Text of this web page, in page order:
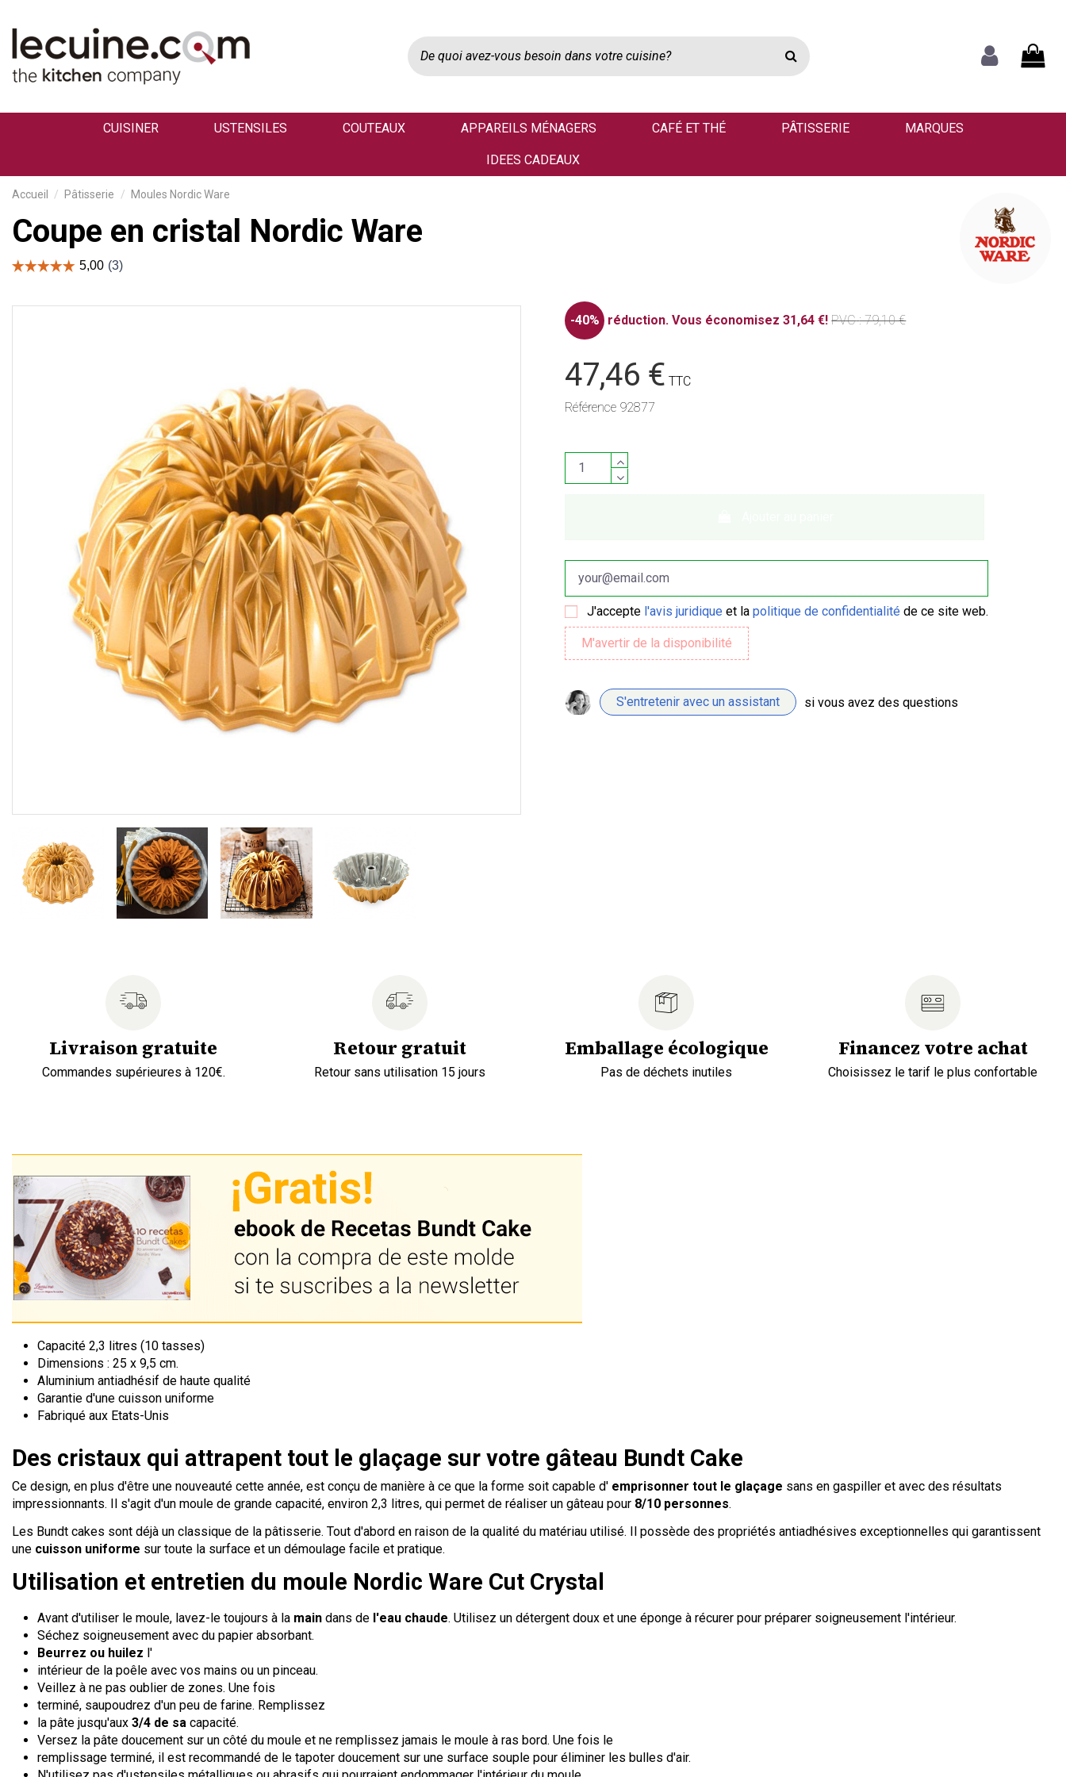
CUISINER USTENSILES COUTEAUX APPAREILS MÉNAGERS CAFÉ ET THÉ PÂTISSERIE MARQUES
IDEES CADEAUX
Accueil Pâtisserie Moules Nordic Ware
Coupe en cristal Nordic Ware
-40% réduction.Vous économisez 31,64 €! PVC : 79,10 €
47,46 € TTC
Référence 92877
J'accepte l'avis juridique et lapolitique de confidentialité de ce site web.
S'entretenir avec un assistant si vous avez des questions
Livraison gratuite
Commandes supérieures à 120€.
Retour gratuit
Retour sans utilisation 15 jours
Emballage écologique
Pas de déchets inutiles
Financez votre achat
Choisissez le tarif le plus confortable
Capacité 2,3 litres (10 tasses)
Dimensions : 25 x 9,5 cm.
Aluminium antiadhésif de haute qualité
Garantie d'une cuisson uniforme
Fabriqué aux Etats-Unis
Des cristaux qui attrapent tout le glaçage sur votre gâteau Bundt Cake
Ce design, en plus d'être une nouveauté cette année, est conçu de manière à ce que la forme soit capable d' emprisonner tout le glaçage sans en gaspiller et avec des résultats
impressionnants. Il s'agit d'un moule de grande capacité, environ 2,3 litres, qui permet de réaliser un gâteau pour 8/10 personnes.
Les Bundt cakes sont déjà un classique de la pâtisserie. Tout d'abord en raison de la qualité du matériau utilisé. Il possède des propriétés antiadhésives exceptionnelles qui garantissent
une cuisson uniforme sur toute la surface et un démoulage facile et pratique.
Utilisation et entretien du moule Nordic Ware Cut Crystal
Avant d'utiliser le moule, lavez-le toujours à la main dans de l'eau chaude. Utilisez un détergent doux et une éponge à récurer pour préparer soigneusement l'intérieur.
Séchez soigneusement avec du papier absorbant.
Beurrez ou huilez l'
intérieur de la poêle avec vos mains ou un pinceau.
Veillez à ne pas oublier de zones. Une fois
terminé, saupoudrez d'un peu de farine. Remplissez
la pâte jusqu'aux 3/4 de sa capacité.
Versez la pâte doucement sur un côté du moule et ne remplissez jamais le moule à ras bord. Une fois le
remplissage terminé, il est recommandé de le tapoter doucement sur une surface souple pour éliminer les bulles d'air.